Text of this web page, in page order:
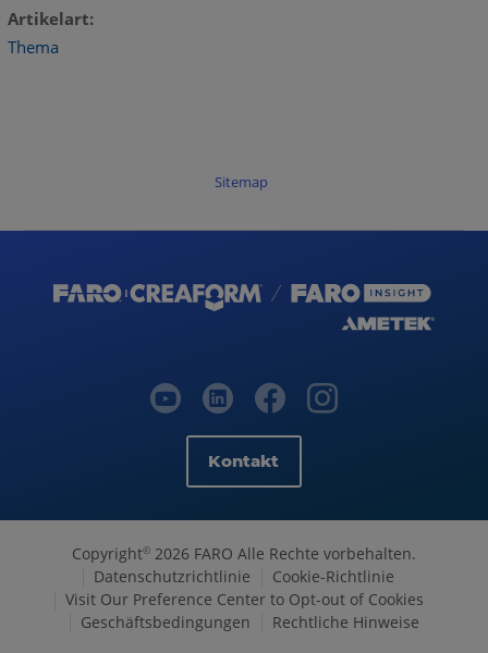
Artikelart
Thema
Sitemap
Kontakt
Copyright© 2026 FARO Alle Rechte vorbehalten.
Datenschutzrichtlinie
Cookie-Richtlinie
Visit Our Preference Center to Opt-out of Cookies
Geschäftsbedingungen
Rechtliche Hinweise